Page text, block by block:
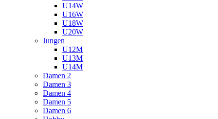
U14W
U16W
U18W
U20W
Jungen
U12M
U13M
U14M
Damen 2
Damen 3
Damen 4
Damen 5
Damen 6